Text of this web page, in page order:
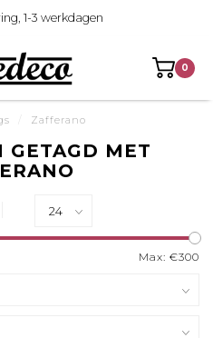
1-3 werkdagen
0
Zafferano
GETAGD MET
Max: €300